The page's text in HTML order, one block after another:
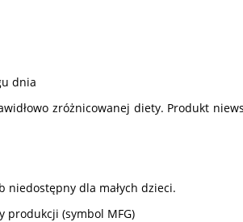
dnia
zróżnicowanej diety. Produkt
niedostępny dla małych dzieci.
produkcji (symbol MFG)